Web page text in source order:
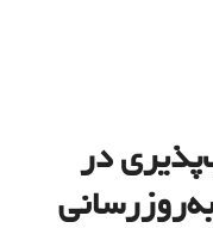
آسیب‌پذیری در